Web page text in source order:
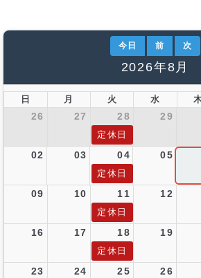
今日 前 次
2026年8月
日 月 火 水
26 27 28 29
定休日
02 03 04 05
定休日
09 10 11 12
定休日
16 17 18 19
定休日
23 24 25 26